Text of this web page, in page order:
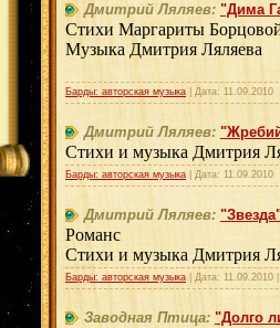
Дмитрий Ляляев: "Дима
Стихи Маргариты
Музыка Дмитрия Ляляева
Барды: авторская музыка | Дата: 11.09.2010
Дмитрий Ляляев:
Стихи и музыка Дмитрия
Барды: авторская музыка | Дата: 11.09.2010
Дмитрий Ляляев:
Романс
Стихи и музыка Дмитрия
Барды: авторская музыка | Дата: 11.09.2010
Заводная Птица: "Долго